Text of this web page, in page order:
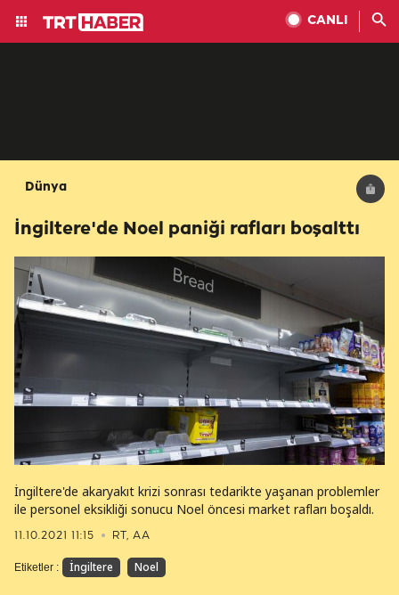
CANLI
Dünya
İngiltere'de Noel paniği rafları boşalttı
11.10.2021 11:15 RT, AA
İngiltere'de akaryakıt krizi sonrası tedarikte yaşanan problemler
ile personel eksikliği sonucu Noel öncesi market rafları boşaldı.
Etiketler : İngiltere Noel